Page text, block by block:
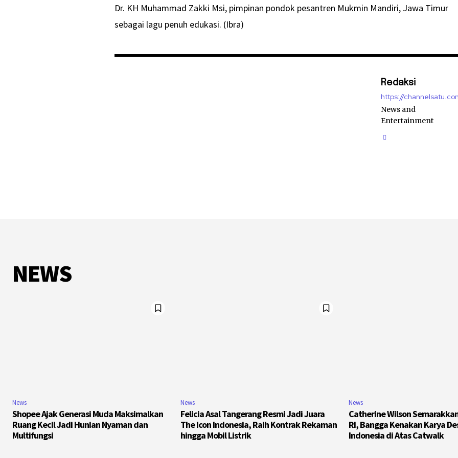
Dr. KH Muhammad Zakki Msi, pimpinan pondok pesantren Mukmin Mandiri, Jawa Timur
sebagai lagu penuh edukasi. (Ibra)
Redaksi
https://
News and
Entertainment
NEWS
News
Shopee Ajak Generasi Muda Maksimalkan
Ruang Kecil Jadi Hunian Nyaman dan
Multifungsi
News
Felicia Asal Tangerang Resmi Jadi Juara
The Icon Indonesia, Raih Kontrak Rekaman
hingga Mobil Listrik
News
Catherine Wilson
RI, Bangga Kenakan Karya
Indonesia di Atas Catwalk